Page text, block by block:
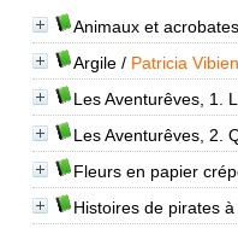
Animaux et
Argile/ Patricia Vibien
Les Aventurêves, 1.
Les Aventurêves, 2.
Fleurs en papier
Histoires de pirates